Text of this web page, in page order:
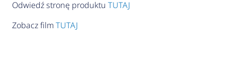
Odwiedź stronę produktu TUTAJ
Zobacz film TUTAJ